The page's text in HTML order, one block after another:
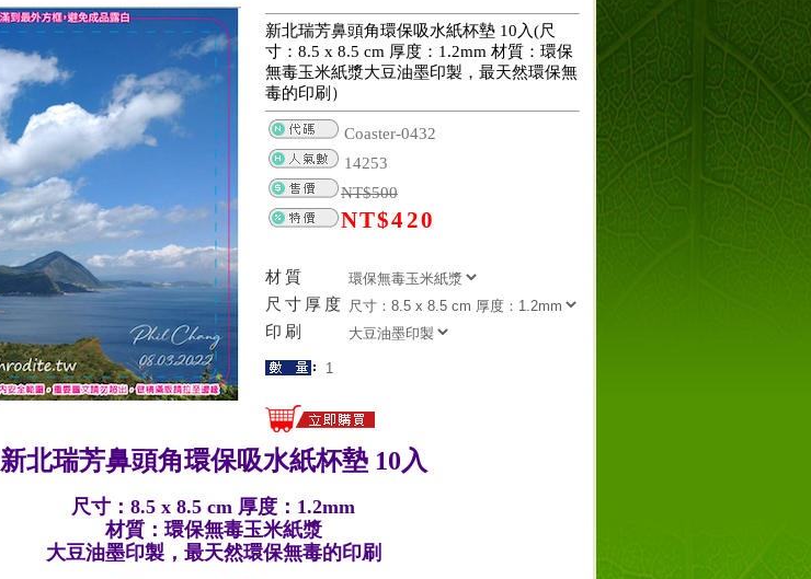
新北瑞芳鼻頭角環保吸水紙杯墊 10入(尺
寸：8.5 x 8.5 cm 厚度：1.2mm 材質：環保
無毒玉米紙漿大豆油墨印製，最天然環保無
毒的印刷）
Coaster-0432
14253
NT$500
NT$420
材質
尺寸厚度
印刷
新北瑞芳鼻頭角環保吸水紙杯墊 10入
尺寸：8.5 x 8.5 cm 厚度：1.2mm
材質：環保無毒玉米紙漿
大豆油墨印製，最天然環保無毒的印刷